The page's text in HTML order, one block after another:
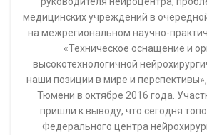
медицинских учреждений в
на межрегиональном научно-
«Техническое оснащение и
высокотехнологичной
наши позиции в мире и
Тюмени в октябре 2016 года.
пришли к выводу, что сегодня
Федерального центра